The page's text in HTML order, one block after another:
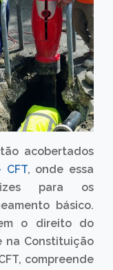
acobertados
CFT, onde essa
para os
básico.
o direito do
na Constituição
compreende